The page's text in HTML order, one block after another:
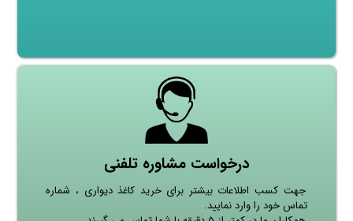
درخواست مشاوره تلفنی
جهت کسب اطلاعات بیشتر برای خرید کاغذ دیواری ، شماره
تماس خود را وارد نمایید.